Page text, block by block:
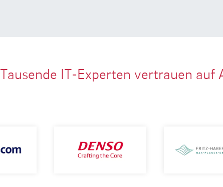
Tausende IT-Experten vertrauen auf